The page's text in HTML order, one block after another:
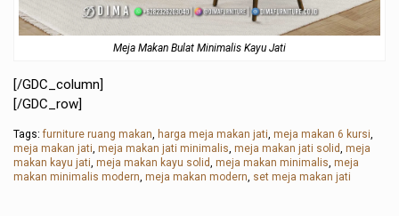
Meja Makan Bulat Minimalis Kayu Jati
[/GDC_column]
[/GDC_row]
Tags:furniture ruang makan, harga meja makan jati, meja makan 6 kursi,
meja makan jati, meja makan jati minimalis, meja makan jati solid, meja
makan kayu jati, meja makan kayu solid, meja makan minimalis, meja
makan minimalis modern, meja makan modern, set meja makan jati